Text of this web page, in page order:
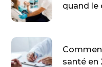
quand le
santé en